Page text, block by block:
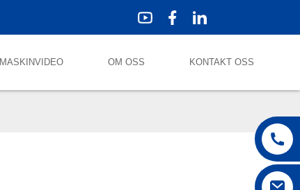
MASKINVIDEO OM OSS KONTAKT OSS